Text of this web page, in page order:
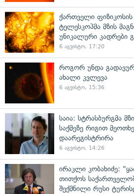
ქართველი
ტელესკოპმა მზის
უნიკალური კადრები
6 აგვისტო, 17:20
როგორ უნდა
ახალი კვლევა
6 აგვისტო, 15:36
საია: სტრასბურგმა
საქმეზე რიგით
დაარეგისტრირა
6 აგვისტო, 14:26
ირაკლი კობახიძე:
თითქოს
შექმნილი რუსი